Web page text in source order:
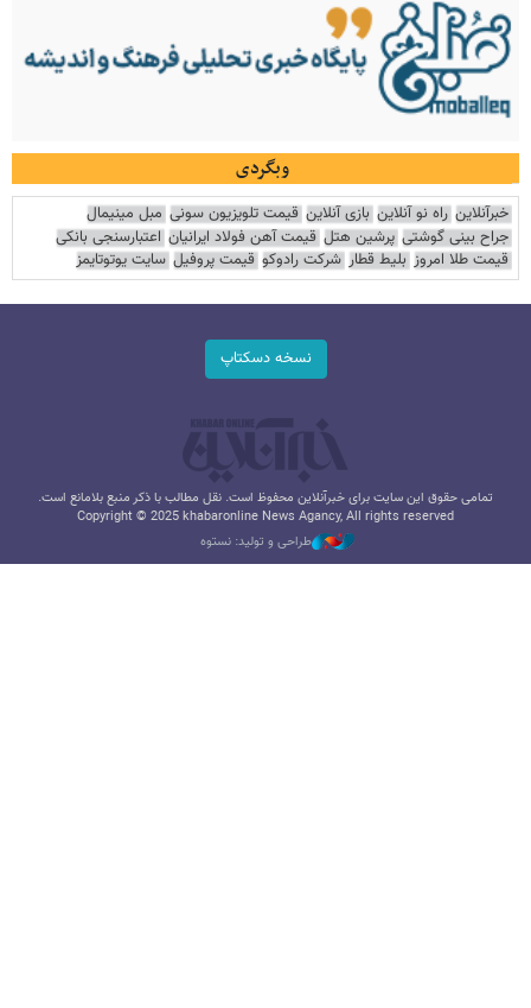
وبگردی
خبرآنلاین راه نو آنلاین بازی آنلاین قیمت تلویزیون سونی مبل مینیمال
جراح بینی گوشتی پرشین هتل قیمت آهن فولاد ایرانیان اعتبارسنجی بانکی
قیمت طلا امروز بلیط قطار شرکت رادوکو قیمت پروفیل سایت یوتوتایمز
نسخه دسکتاپ
تمامی حقوق این سایت برای خبرآنلاین محفوظ است. نقل مطالب با ذکر منبع بلامانع است.
Copyright © 2025 khabaronline News Agancy, All rights reserved
طراحی و تولید: نستوه